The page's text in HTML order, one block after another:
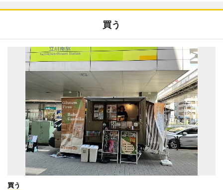
買う
買う